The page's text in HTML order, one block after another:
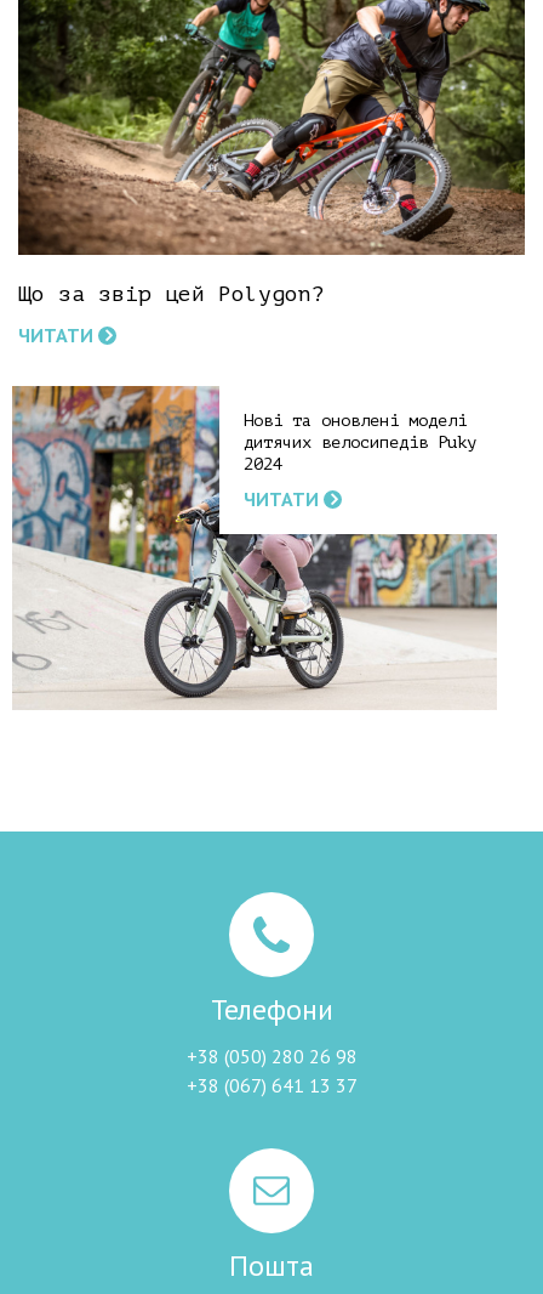
Що за звір цей Polygon?
ЧИТАТИ
Нові та оновлені моделі
дитячих велосипедів Puky
2024
ЧИТАТИ
Телефони
+38 (050) 280 26 98
+38 (067) 641 13 37
Пошта